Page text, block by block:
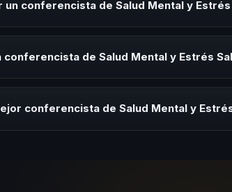
para la audiencia.
un conferencista de Salud Mental y
conferencista de Salud Mental y Estrés
conferencista de Salud Mental y